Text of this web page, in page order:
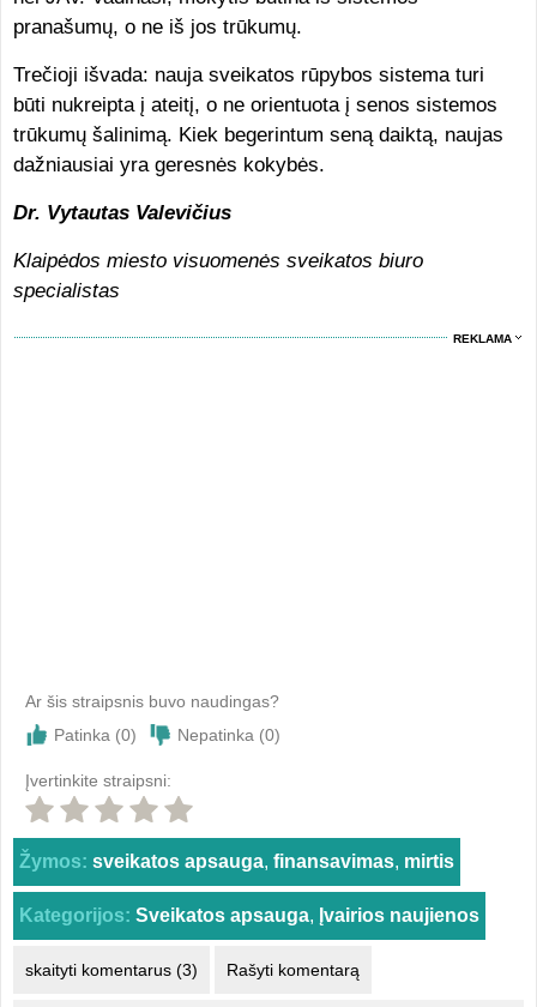
pranašumų, o ne iš jos trūkumų.
Trečioji išvada: nauja sveikatos rūpybos sistema turi
būti nukreipta į ateitį, o ne orientuota į senos sistemos
trūkumų šalinimą. Kiek begerintum seną daiktą, naujas
dažniausiai yra geresnės kokybės.
Dr. Vytautas Valevičius
Klaipėdos miesto visuomenės sveikatos biuro
specialistas
REKLAMA
Ar šis straipsnis buvo naudingas?
Patinka (0) Nepatinka (0)
Įvertinkite straipsni:
Žymos: sveikatos apsauga, finansavimas, mirtis
Kategorijos: Sveikatos apsauga, Įvairios naujienos
skaityti komentarus (3) Rašyti komentarą